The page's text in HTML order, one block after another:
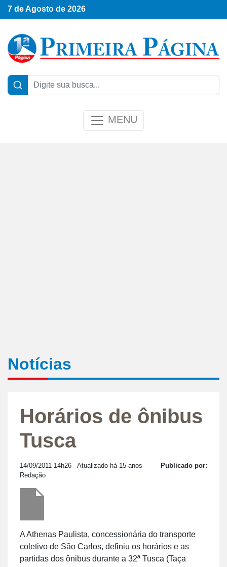
7 de Agosto de 2026
MENU
Notícias
Horários de ônibus
Tusca
14/09/2011 14h26 - Atualizado há 15 anos
Publicado por:
Redação
A Athenas Paulista, concessionária do transporte
coletivo de São Carlos, definiu os horários e as
partidas dos ônibus durante a 32ª Tusca (Taça